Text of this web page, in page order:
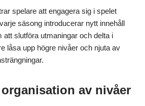
spelare att engagera sig i spelet
säsong introducerar nytt innehåll
att slutföra utmaningar och delta i
låsa upp högre nivåer och njuta av
av nivåer